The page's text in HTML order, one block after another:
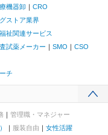
機器卸
CRO
ストア業界
祉関連サービス
試薬メーカー SMO
CSO
チ
管理職・マネジャー
服装自由
女性活躍